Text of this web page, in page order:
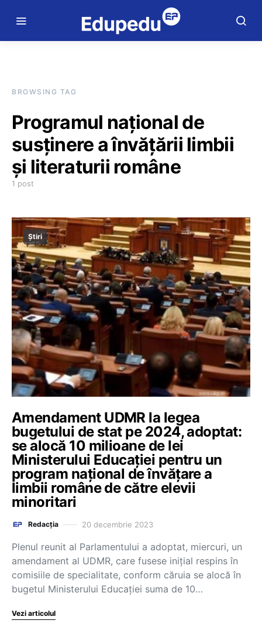
BROWSING TAG
Programul naţional de
susţinere a învăţării limbii
şi literaturii române
1 post
Știri
Amendament UDMR la legea
bugetului de stat pe 2024, adoptat:
se alocă 10 milioane de lei
Ministerului Educaţiei pentru un
program naţional de învăţare a
limbii române de către elevii
minoritari
Redacția 20 decembrie 2023
Plenul reunit al Parlamentului a adoptat, miercuri, un
amendament al UDMR, care fusese iniţial respins în
comisiile de specialitate, conform căruia se alocă în
bugetul Ministerului Educaţiei suma de 10…
Vezi articolul